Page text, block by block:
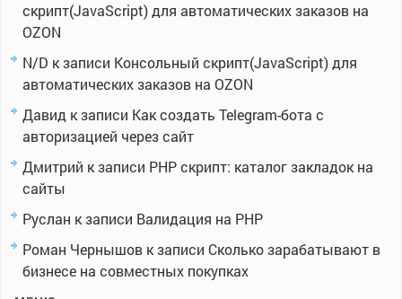
скрипт(JavaScript) для автоматических заказов на
OZON
N/D к записи Консольный скрипт(JavaScript) для
автоматических заказов на OZON
Давид к записи Как создать Telegram-бота с
авторизацией через сайт
Дмитрий к записи PHP скрипт: каталог закладок на
сайты
Руслан к записи Валидация на PHP
Роман Чернышов к записи Сколько зарабатывают в
бизнесе на совместных покупках